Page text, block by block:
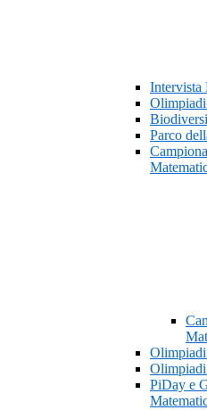
Intervista
Parco
Olimpiadi
PiDay e